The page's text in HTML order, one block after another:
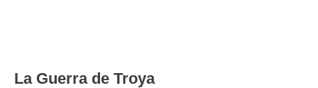
La Guerra de Troya